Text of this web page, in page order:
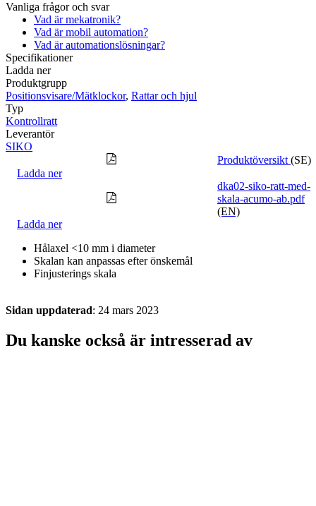
Vanliga frågor och svar
Vad är mekatronik?
Vad är mobil automation?
Vad är automationslösningar?
Specifikationer
Ladda ner
Produktgrupp
Positionsvisare/Mätklockor, Rattar och hjul
Typ
Kontrollratt
Leverantör
SIKO
Produktöversikt (SE)
Ladda ner
dka02-siko-ratt-med-
skala-acumo-ab.pdf
(EN)
Ladda ner
Hålaxel <10 mm i diameter
Skalan kan anpassas efter önskemål
Finjusterings skala
Sidan uppdaterad: 24 mars 2023
Du kanske också är intresserad av